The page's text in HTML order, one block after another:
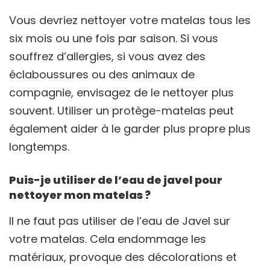
Vous devriez nettoyer votre matelas tous les
six mois ou une fois par saison. Si vous
souffrez d’allergies, si vous avez des
éclaboussures ou des animaux de
compagnie, envisagez de le nettoyer plus
souvent. Utiliser un protège-matelas peut
également aider à le garder plus propre plus
longtemps.
Puis-je utiliser de l’eau de javel pour
nettoyer mon matelas ?
Il ne faut pas utiliser de l’eau de Javel sur
votre matelas. Cela endommage les
matériaux, provoque des décolorations et